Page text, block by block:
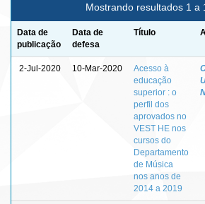
Mostrando resultados 1 a
Data de
publicação
Data de
defesa
Título
2-Jul-2020 10-Mar-2020
Acesso à
educação
superior : o
perfil dos
aprovados no
VEST HE nos
cursos do
Departamento
de Música
nos anos de
2014 a 2019